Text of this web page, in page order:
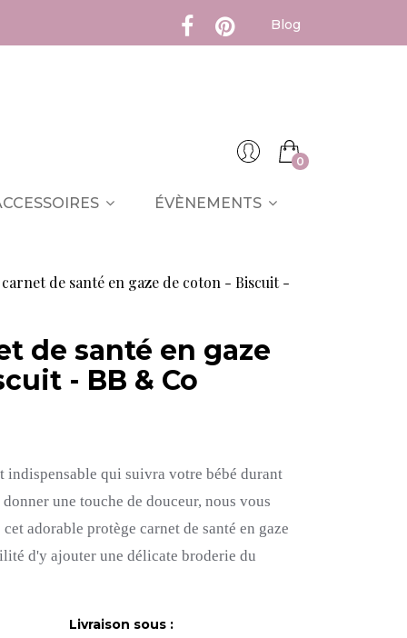
Blog
0
ÉVÈNEMENTS
de santé en gaze de coton - Biscuit -
de santé en gaze
- BB & Co
indispensable qui suivra votre bébé durant
une touche de douceur, nous vous
adorable protège carnet de santé en gaze
d'y ajouter une délicate broderie du
Livraison sous :